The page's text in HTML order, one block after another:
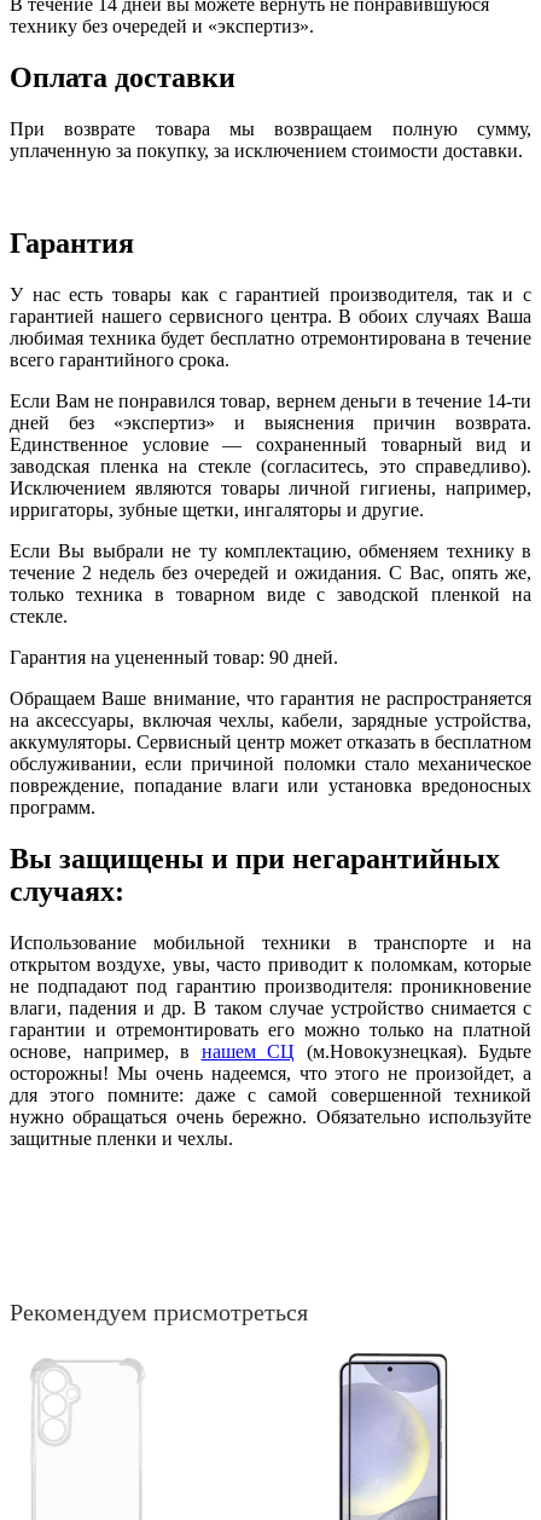
В течение 14 дней вы можете вернуть не понравившуюся
технику без очередей и «экспертиз».
Оплата доставки
При возврате товара мы возвращаем полную сумму,
уплаченную за покупку, за исключением стоимости доставки.
Гарантия
У нас есть товары как с гарантией производителя, так и с
гарантией нашего сервисного центра. В обоих случаях Ваша
любимая техника будет бесплатно отремонтирована в течение
всего гарантийного срока.
Если Вам не понравился товар, вернем деньги в течение 14-ти
дней без «экспертиз» и выяснения причин возврата.
Единственное условие — сохраненный товарный вид и
заводская пленка на стекле (согласитесь, это справедливо).
Исключением являются товары личной гигиены, например,
ирригаторы, зубные щетки, ингаляторы и другие.
Если Вы выбрали не ту комплектацию, обменяем технику в
течение 2 недель без очередей и ожидания. С Вас, опять же,
только техника в товарном виде с заводской пленкой на
стекле.
Гарантия на уцененный товар: 90 дней.
Обращаем Ваше внимание, что гарантия не распространяется
на аксессуары, включая чехлы, кабели, зарядные устройства,
аккумуляторы. Сервисный центр может отказать в бесплатном
обслуживании, если причиной поломки стало механическое
повреждение, попадание влаги или установка вредоносных
программ.
Вы защищены и при негарантийных
случаях:
Использование мобильной техники в транспорте и на
открытом воздухе, увы, часто приводит к поломкам, которые
не подпадают под гарантию производителя: проникновение
влаги, падения и др. В таком случае устройство снимается с
гарантии и отремонтировать его можно только на платной
основе, например, в нашем СЦ (м.Новокузнецкая). Будьте
осторожны! Мы очень надеемся, что этого не произойдет, а
для этого помните: даже с самой совершенной техникой
нужно обращаться очень бережно. Обязательно используйте
защитные пленки и чехлы.
Рекомендуем присмотреться